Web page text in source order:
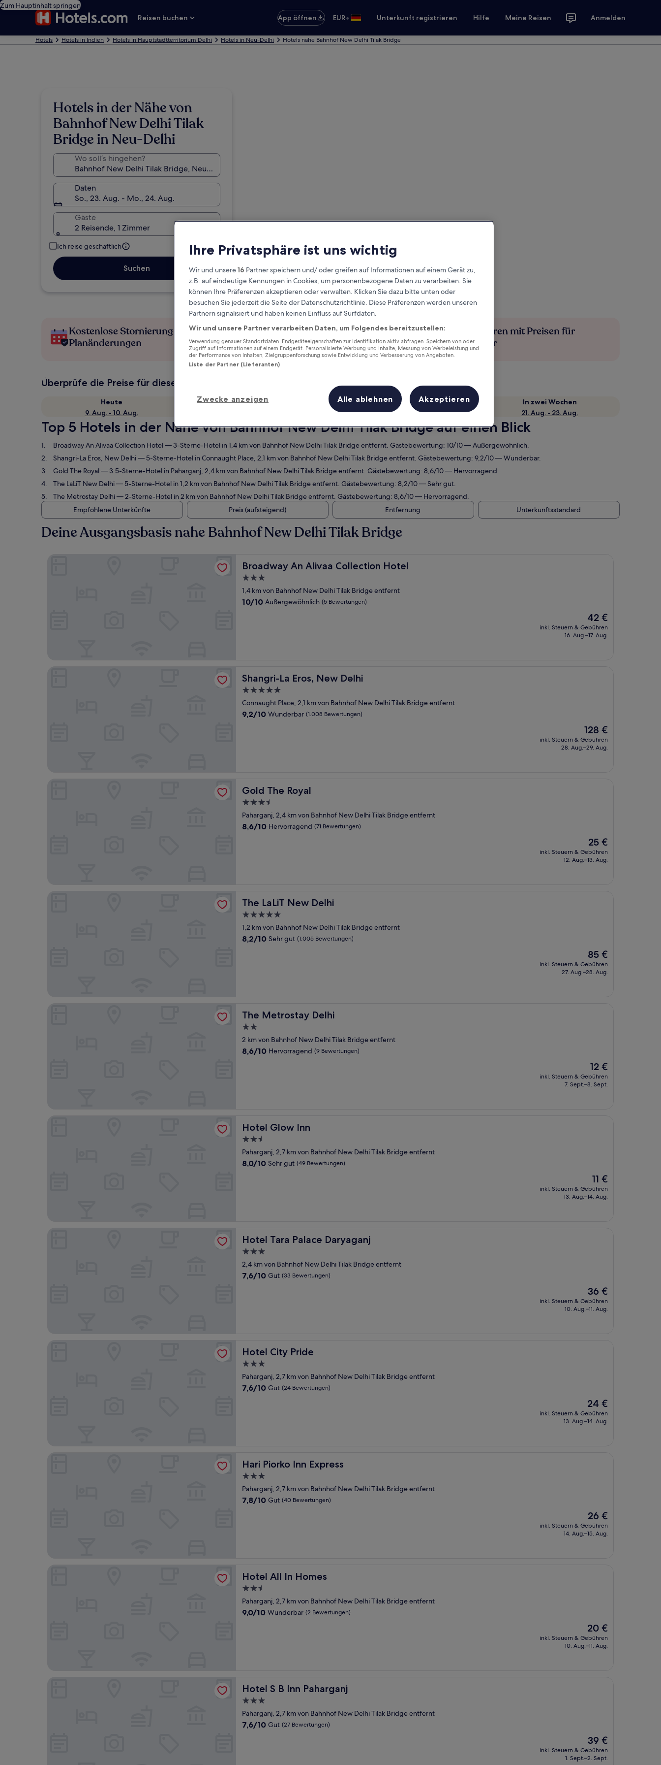
Zum Hauptinhalt springen
Reisen buchen
App öffnen EUR• Unterkunft registrieren Hilfe Meine Reisen Anmelden
Hotels Hotels in Indien Hotels in Hauptstadtterritorium Delhi Hotels in Neu-Delhi Hotels nahe Bahnhof New Delhi Tilak Bridge
Hotels in der Nähe von
Bahnhof New Delhi Tilak
Bridge in Neu-Delhi
Wo soll’s hingehen?
Daten
So., 23. Aug. - Mo., 24. Aug.
Gäste
2 Reisende, 1 Zimmer
Ich reise geschäftlich
Suchen
Kostenlose Stornierung bei
Planänderungen
Verdiene Prämien für jede
wahrgenommene Übernachtung
Mehr sparen mit Preisen für
Mitglieder
Überprüfe die Preise für diese Daten
Heute
9. Aug. - 10. Aug.
Morgen
Nächstes Wochenende
14. Aug. - 16. Aug.
In zwei Wochen
21. Aug. - 23. Aug.
Top 5 Hotels in der Nähe von Bahnhof New Delhi Tilak Bridge auf einen Blick
Broadway An Alivaa Collection Hotel— 3-Sterne-Hotel in 1,4 km von Bahnhof New Delhi Tilak Bridge entfernt. Gästebewertung: 10/10 — Außergewöhnlich.
Shangri-La Eros, New Delhi— 5-Sterne-Hotel in Connaught Place, 2,1 km von Bahnhof New Delhi Tilak Bridge entfernt. Gästebewertung: 9,2/10 — Wunderbar.
Gold The Royal— 3.5-Sterne-Hotel in Paharganj, 2,4 km von Bahnhof New Delhi Tilak Bridge entfernt. Gästebewertung: 8,6/10 — Hervorragend.
The LaLiT New Delhi— 5-Sterne-Hotel in 1,2 km von Bahnhof New Delhi Tilak Bridge entfernt. Gästebewertung: 8,2/10 — Sehr gut.
The Metrostay Delhi— 2-Sterne-Hotel in 2 km von Bahnhof New Delhi Tilak Bridge entfernt. Gästebewertung: 8,6/10 — Hervorragend.
Empfohlene Unterkünfte
Preis (aufsteigend) Entfernung Unterkunftsstandard
Deine Ausgangsbasis nahe Bahnhof New Delhi Tilak Bridge
Broadway An Alivaa Collection Hotel
Broadway An Alivaa Collection Hotel
3.0-
Sterne-
Unterkunft
1,4 km von Bahnhof New Delhi Tilak Bridge entfernt
10.0
10/10 Außergewöhnlich (5 Bewertungen)
Der
Preis
beträgt
42 €
inkl. Steuern & Gebühren
16. Aug.–17. Aug.
Shangri-La Eros, New Delhi
Shangri-La Eros, New Delhi
5.0-
Sterne-
Unterkunft
Connaught Place, 2,1 km von Bahnhof New Delhi Tilak Bridge entfernt
9.2
9,2/10 Wunderbar (1.008 Bewertungen)
Der
Preis
beträgt
128 €
inkl. Steuern & Gebühren
28. Aug.–29. Aug.
Gold The Royal
Gold The Royal
3.5-
Sterne-
Unterkunft
Paharganj, 2,4 km von Bahnhof New Delhi Tilak Bridge entfernt
8.6
8,6/10 Hervorragend (71 Bewertungen)
Der
Preis
beträgt
25 €
inkl. Steuern & Gebühren
12. Aug.–13. Aug.
The LaLiT New Delhi
The LaLiT New Delhi
5.0-
Sterne-
Unterkunft
1,2 km von Bahnhof New Delhi Tilak Bridge entfernt
8.2
8,2/10 Sehr gut (1.005 Bewertungen)
Der
Preis
beträgt
85 €
inkl. Steuern & Gebühren
27. Aug.–28. Aug.
The Metrostay Delhi
The Metrostay Delhi
2.0-
Sterne-
Unterkunft
2 km von Bahnhof New Delhi Tilak Bridge entfernt
8.6
8,6/10 Hervorragend (9 Bewertungen)
Der
Preis
beträgt
12 €
inkl. Steuern & Gebühren
7. Sept.–8. Sept.
Hotel Glow Inn
Hotel Glow Inn
2.5-
Sterne-
Unterkunft
Paharganj, 2,7 km von Bahnhof New Delhi Tilak Bridge entfernt
8.0
8,0/10 Sehr gut (49 Bewertungen)
Der
Preis
beträgt
11 €
inkl. Steuern & Gebühren
13. Aug.–14. Aug.
Hotel Tara Palace Daryaganj
Hotel Tara Palace Daryaganj
3.0-
Sterne-
Unterkunft
2,4 km von Bahnhof New Delhi Tilak Bridge entfernt
7.6
7,6/10 Gut (33 Bewertungen)
Der
Preis
beträgt
36 €
inkl. Steuern & Gebühren
10. Aug.–11. Aug.
Hotel City Pride
Hotel City Pride
3.0-
Sterne-
Unterkunft
Paharganj, 2,7 km von Bahnhof New Delhi Tilak Bridge entfernt
7.6
7,6/10 Gut (24 Bewertungen)
Der
Preis
beträgt
24 €
inkl. Steuern & Gebühren
13. Aug.–14. Aug.
Hari Piorko Inn Express
Hari Piorko Inn Express
3.0-
Sterne-
Unterkunft
Paharganj, 2,7 km von Bahnhof New Delhi Tilak Bridge entfernt
7.8
7,8/10 Gut (40 Bewertungen)
Der
Preis
beträgt
26 €
inkl. Steuern & Gebühren
14. Aug.–15. Aug.
Hotel All In Homes
Hotel All In Homes
2.5-
Sterne-
Unterkunft
Paharganj, 2,7 km von Bahnhof New Delhi Tilak Bridge entfernt
9.0
9,0/10 Wunderbar (2 Bewertungen)
Der
Preis
beträgt
20 €
inkl. Steuern & Gebühren
10. Aug.–11. Aug.
Hotel S B Inn Paharganj
Hotel S B Inn Paharganj
3.0-
Sterne-
Unterkunft
Paharganj, 2,7 km von Bahnhof New Delhi Tilak Bridge entfernt
7.6
7,6/10 Gut (27 Bewertungen)
Der
Preis
beträgt
39 €
inkl. Steuern & Gebühren
1. Sept.–2. Sept.
Ihre Privatsphäre ist uns wichtig
Wir und unsere16 Partner speichern und/ oder greifen auf Informationen auf einem Gerät zu,
z.B. auf eindeutige Kennungen in Cookies, um personenbezogene Daten zu verarbeiten. Sie
können Ihre Präferenzen akzeptieren oder verwalten. Klicken Sie dazu bitte unten oder
besuchen Sie jederzeit die Seite der Datenschutzrichtlinie. Diese Präferenzen werden unseren
Partnern signalisiert und haben keinen Einfluss auf Surfdaten.
Wir und unsere Partner verarbeiten Daten, um Folgendes bereitzustellen:
Verwendung genauer Standortdaten. Endgeräteeigenschaften zur Identifikation aktiv abfragen. Speichern von oder
Zugriff auf Informationen auf einem Endgerät. Personalisierte Werbung und Inhalte, Messung von Werbeleistung und
der Performance von Inhalten, Zielgruppenforschung sowie Entwicklung und Verbesserung von Angeboten.
Liste der Partner (Lieferanten)
Zwecke anzeigen Alle ablehnen Akzeptieren